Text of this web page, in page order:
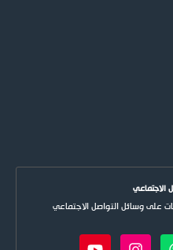
على وسائل التواصل الاجتماعي